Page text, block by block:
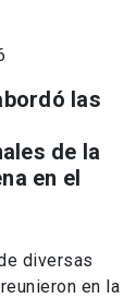
las
de la
en el
diversas
en la